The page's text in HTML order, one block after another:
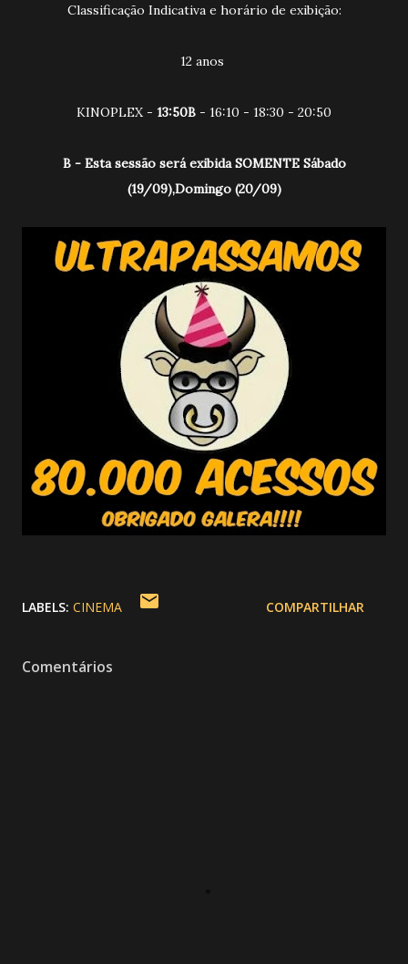
Classificação Indicativa e horário de exibição:
12 anos
KINOPLEX - 13:50B - 16:10 - 18:30 - 20:50
B - Esta sessão será exibida SOMENTE Sábado
(19/09),Domingo (20/09)
LABELS: CINEMA COMPARTILHAR
Comentários